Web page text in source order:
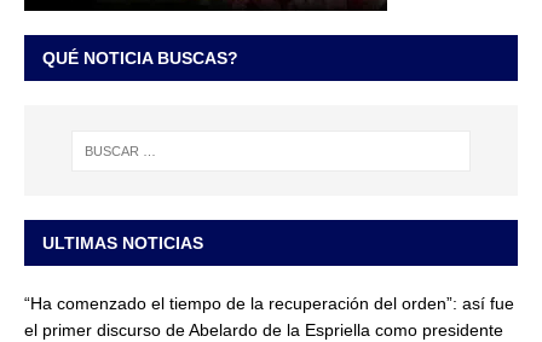
QUÉ NOTICIA BUSCAS?
ULTIMAS NOTICIAS
“Ha comenzado el tiempo de la recuperación del orden”: así fue
el primer discurso de Abelardo de la Espriella como presidente